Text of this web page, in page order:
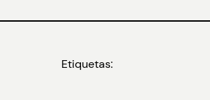
Etiquetas: